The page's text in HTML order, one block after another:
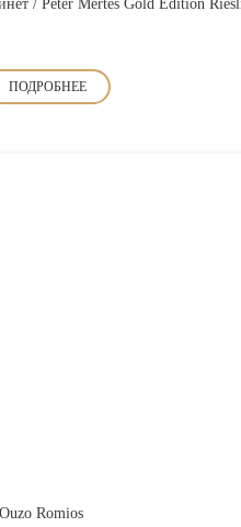
/ Peter Mertes Gold Edition
ПОДРОБНЕЕ
Romios